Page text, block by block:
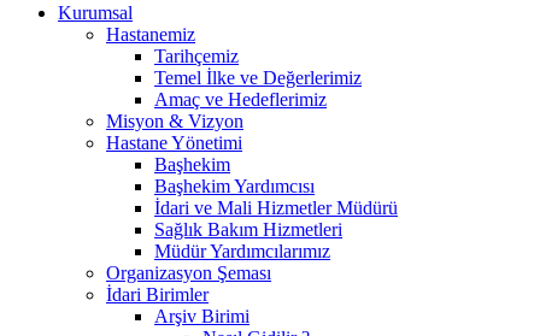
Kurumsal
Hastanemiz
Tarihçemiz
Temel İlke ve Değerlerimiz
Amaç ve Hedeflerimiz
Misyon & Vizyon
Hastane Yönetimi
Başhekim
Başhekim Yardımcısı
İdari ve Mali Hizmetler Müdürü
Sağlık Bakım Hizmetleri
Müdür Yardımcılarımız
Organizasyon Şeması
İdari Birimler
Arşiv Birimi